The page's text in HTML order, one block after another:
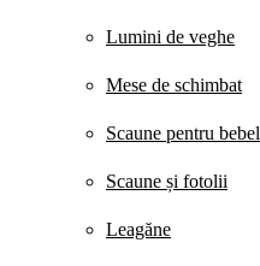
Lumini de veghe
Mese de schimbat
Scaune pentru
Scaune și fotolii
Leagăne